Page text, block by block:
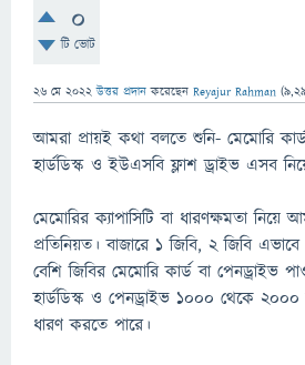
0
টি ভোট
26 মে 2022 উত্তর প্রদান করেছেন Reyajur Rahman (
আমরা প্রায়ই কথা বলতে শুনি- মেমোরি
হার্ডডিস্ক ও ইউএসবি ফ্লাশ ড্রাইভ এসব
মেমোরির ক্যাপাসিটি বা ধারণক্ষমতা
প্রতিনিয়ত। বাজারে ১ জিবি, ২ জিবি
বেশি জিবির মেমোরি কার্ড বা পেনড্রাইভ
হার্ডডিস্ক ও পেনড্রাইভ ১০০০ থেকে ২০০০
ধারণ করতে পারে।